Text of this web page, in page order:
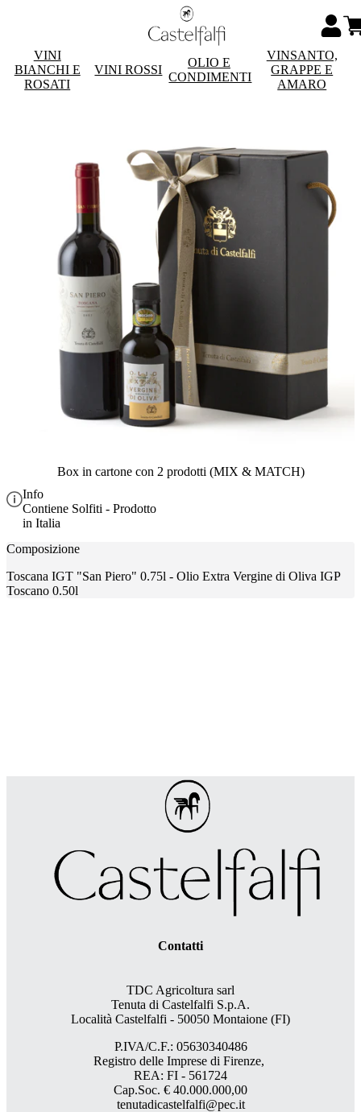
VINI
BIANCHI E
ROSATI
VINI ROSSI
OLIO E
CONDIMENTI
VINSANTO,
GRAPPE E
AMARO
Box in cartone con 2 prodotti (MIX & MATCH)
Info
Contiene Solfiti - Prodotto
in Italia
Composizione
Toscana IGT "San Piero" 0.75l - Olio Extra Vergine di Oliva IGP
Toscano 0.50l
Contatti
TDC Agricoltura sarl
Tenuta di Castelfalfi S.p.A.
Località Castelfalfi - 50050 Montaione (FI)
P.IVA/C.F.: 05630340486
Registro delle Imprese di Firenze,
REA: FI - 561724
Cap.Soc. € 40.000.000,00
tenutadicastelfalfi@pec.it